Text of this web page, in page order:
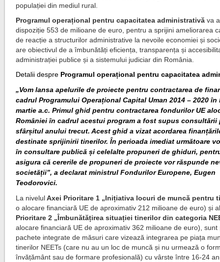
populației din mediul rural.
Programul operațional pentru capacitatea administrativă va
dispoziție 553 de milioane de euro, pentru a sprijini ameliorarea
de reacție a structurilor administrative la nevoile economiei și
are obiectivul de a îmbunătăți eficiența, transparența și
administrației publice și a sistemului judiciar din România.
Detalii despre Programul operațional pentru capacitatea
„Vom lansa apelurile de proiecte pentru contractarea de
cadrul Programului Operațional Capital Uman 2014 – 2020 în
martie a.c. Primul ghid pentru contractarea fondurilor UE
României în cadrul acestui program a fost supus consultării
sfârșitul anului trecut. Acest ghid a vizat acordarea
destinate sprijinirii tinerilor. În perioada imediat următoare
în consultare publică și celelalte propuneri de ghiduri,
asigura că cererile de propuneri de proiecte vor răspunde
societății”, a declarat ministrul Fondurilor Europene, Eugen
Teodorovici.
La nivelulAxei Prioritare 1 „Inițiativa locuri de muncă pentru
o alocare financiară UE de aproximativ 212 milioane de euro) și
Prioritare 2 „Îmbunătățirea situației tinerilor din categoria
alocare financiară UE de aproximativ 362 milioane de euro), sunt
pachete integrate de măsuri care vizează integrarea pe piața
tinerilor NEETs (care nu au un loc de muncă și nu urmează o
învățământ sau de formare profesională) cu vârste între 16-24